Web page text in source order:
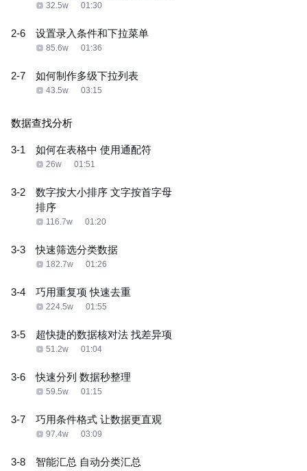
32.5w 01:30
2-6 设置录入条件和下拉菜单
85.6w 01:36
2-7 如何制作多级下拉列表
43.5w 03:15
数据查找分析
3-1 如何在表格中 使用通配符
26w 01:51
3-2
数字按大小排序 文字按首字母
排序
116.7w 01:20
3-3 快速筛选分类数据
182.7w 01:26
3-4 巧用重复项 快速去重
224.5w 01:55
3-5 超快捷的数据核对法 找差异项
51.2w 01:04
3-6 快速分列 数据秒整理
59.5w 01:15
3-7 巧用条件格式 让数据更直观
97.4w 03:09
3-8 智能汇总 自动分类汇总